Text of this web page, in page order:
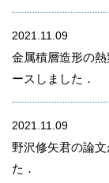
2021.11.09
金属積層造形の
ースしました．
2021.11.09
野沢修矢君の論
た．